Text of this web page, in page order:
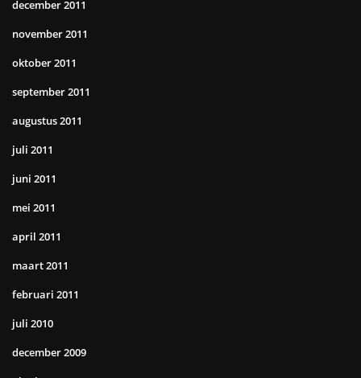
december 2011
november 2011
oktober 2011
september 2011
augustus 2011
juli 2011
juni 2011
mei 2011
april 2011
maart 2011
februari 2011
juli 2010
december 2009